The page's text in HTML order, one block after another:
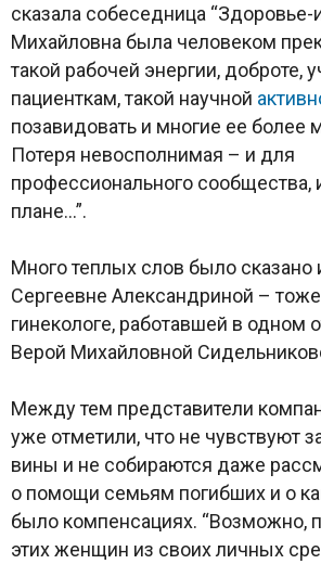
сказала собеседница “Здоровье-
Михайловна была человеком
такой рабочей энергии, доброте,
пациенткам, такой научной
позавидовать и многие ее более
Потеря невосполнимая – и для
профессионального сообщества,
плане…”.
Много теплых слов было сказано
Сергеевне Александриной –
гинекологе, работавшей в одном
Верой Михайловной
Между тем представители
уже отметили, что не чувствуют
вины и не собираются даже
о помощи семьям погибших и о
было компенсациях. “Возможно,
этих женщин из своих личных